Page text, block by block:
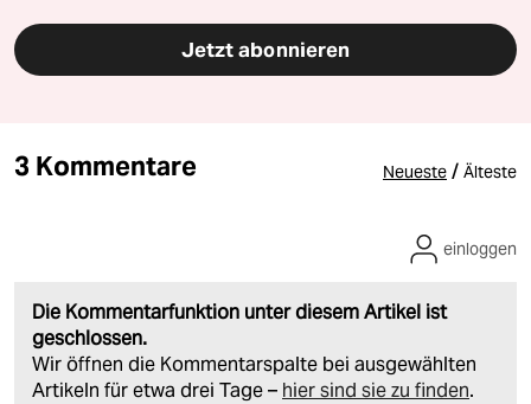
Jetzt abonnieren
3 Kommentare Neueste / Älteste
Die Kommentarfunktion unter diesem Artikel ist
geschlossen.
Wir öffnen die Kommentarspalte bei ausgewählten
Artikeln für etwa drei Tage – hier sind sie zu finden.
einloggen